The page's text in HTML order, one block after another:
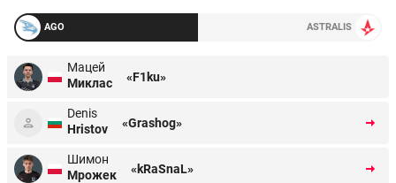
AGO ASTRALIS
Мацей
Миклас
«F1ku»
Denis
Hristov
«Grashog»
Шимон
Мрожек
«kRaSnaL»